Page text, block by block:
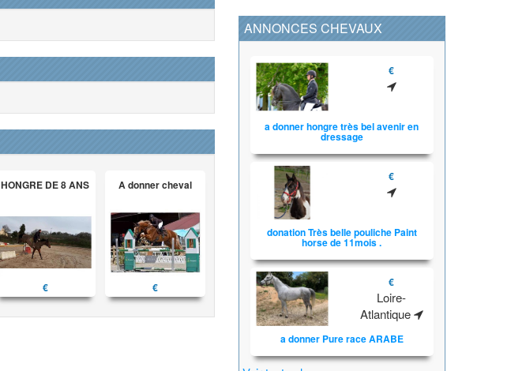
HONGRE DE 8 ANS
€
A donner cheval
€
ANNONCES CHEVAUX
€
a donner hongre très bel avenir en
dressage
€
donation Très belle pouliche Paint
horse de 11mois .
€
Loire-
Atlantique
a donner Pure race ARABE